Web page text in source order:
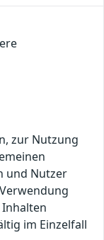
zur Nutzung
und Nutzer
im Einzelfall